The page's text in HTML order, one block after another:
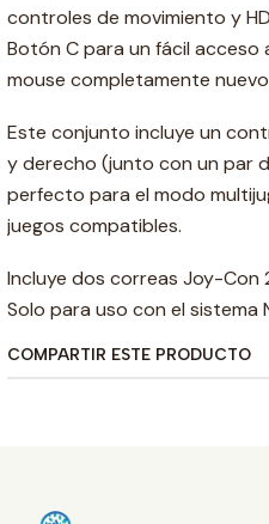
controles de movimiento y
Botón C para un fácil
mouse completamente
Este conjunto incluye un
y derecho (junto con un par
perfecto para el modo
juegos compatibles.
Incluye dos correas Joy-Con
Solo para uso con el sistema
COMPARTIR ESTE PRODUCTO